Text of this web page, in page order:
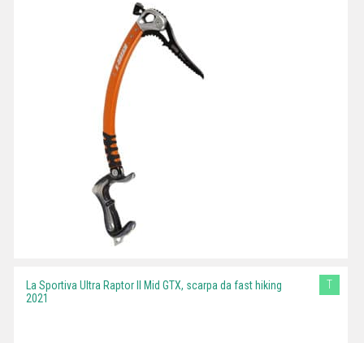
La Sportiva Ultra Raptor II Mid GTX, scarpa da fast hiking
2021
T